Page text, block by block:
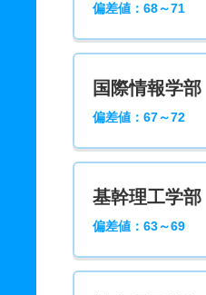
偏差値：68～71
国際情報学部
偏差値：67～72
基幹理工学部
偏差値：63～69